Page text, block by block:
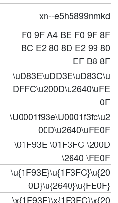
xn--e5h5899nmkd
F0 9F A4 BE F0 9F 8F
BC E2 80 8D E2 99 80
EF B8 8F
\uD83E\uDD3E\uD83C\u
DFFC\u200D\u2640\uFE
0F
\U0001f93e\U0001f3fc\u2
00D\u2640\uFE0F
\01F93E \01F3FC \200D
\2640 \FE0F
\u{1F93E}\u{1F3FC}\u{20
0D}\u{2640}\u{FE0F}
\x{1F93E}\x{1F3FC}\x{20